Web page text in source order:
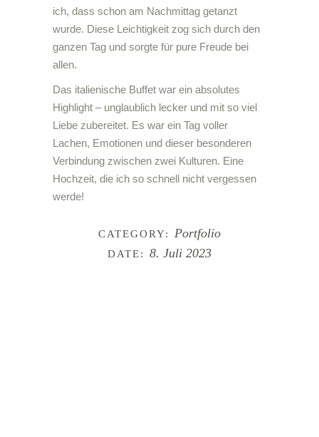
ich, dass schon am Nachmittag getanzt
wurde. Diese Leichtigkeit zog sich durch den
ganzen Tag und sorgte für pure Freude bei
allen.
Das italienische Buffet war ein absolutes
Highlight – unglaublich lecker und mit so viel
Liebe zubereitet. Es war ein Tag voller
Lachen, Emotionen und dieser besonderen
Verbindung zwischen zwei Kulturen. Eine
Hochzeit, die ich so schnell nicht vergessen
werde!
CATEGORY: Portfolio
DATE: 8. Juli 2023